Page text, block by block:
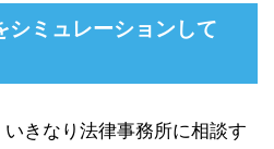
シミュレーションして
きなり法律事務所に相談す